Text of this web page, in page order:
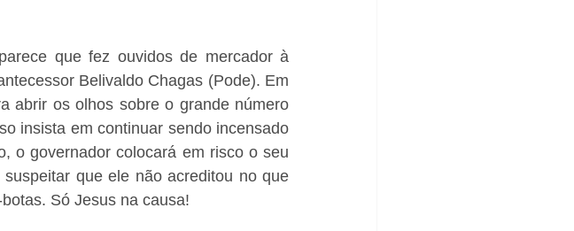
que fez ouvidos de mercador à
Belivaldo Chagas (Pode). Em
abrir os olhos sobre o grande número
insista em continuar sendo incensado
o governador colocará em risco o seu
que ele não acreditou no que
Só Jesus na causa!